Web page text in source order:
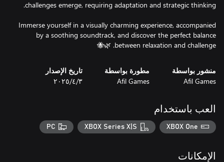
Immerse yourself in a visually charming experience, accompanied
by a soothing soundtrack, and discover the perfect balance
between relaxation and challenge. 🌿🐝
منشور بواسطة
Afil Games
مطورة بواسطة
Afil Games
تاريخ الإصدار
٣‏/٤‏/٢٠٢٥
العب باستخدام
XBOX One
XBOX Series X|S
PC
الإمكانات